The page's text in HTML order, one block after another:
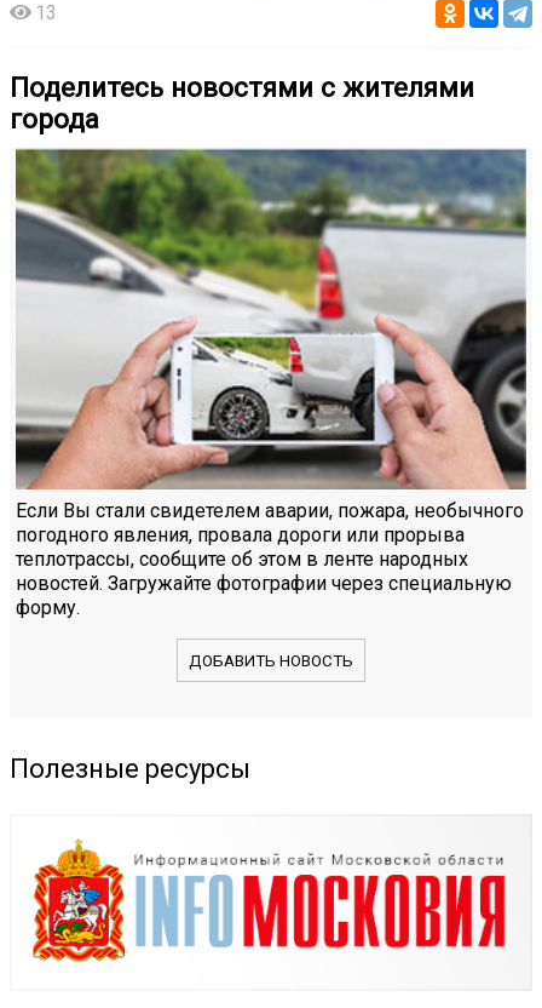
13
Поделитесь новостями с жителями
города
Если Вы стали свидетелем аварии, пожара, необычного
погодного явления, провала дороги или прорыва
теплотрассы, сообщите об этом в ленте народных
новостей. Загружайте фотографии через специальную
форму.
ДОБАВИТЬ НОВОСТЬ
Полезные ресурсы